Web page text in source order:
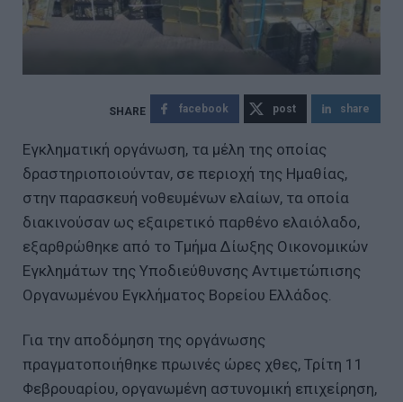
facebook post share
Εγκληματική οργάνωση, τα μέλη της οποίας
δραστηριοποιούνταν, σε περιοχή της Ημαθίας,
στην παρασκευή νοθευμένων ελαίων, τα οποία
διακινούσαν ως εξαιρετικό παρθένο ελαιόλαδο,
εξαρθρώθηκε από το Τμήμα Δίωξης Οικονομικών
Εγκλημάτων της Υποδιεύθυνσης Αντιμετώπισης
Οργανωμένου Εγκλήματος Βορείου Ελλάδος.
Για την αποδόμηση της οργάνωσης
πραγματοποιήθηκε πρωινές ώρες χθες, Τρίτη 11
Φεβρουαρίου, οργανωμένη αστυνομική επιχείρηση,